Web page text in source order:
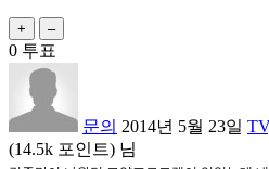
0 투표
문의 2014년 5월 23일
(14.5k 포인트) 님